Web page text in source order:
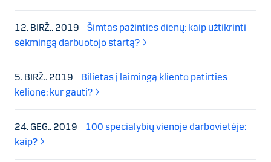
12. BIRŽ.. 2019
Šimtas pažinties dienų: kaip užtikrinti
sėkmingą darbuotojo startą?
5. BIRŽ.. 2019
Bilietas į laimingą kliento patirties
kelionę: kur gauti?
24. GEG.. 2019
100 specialybių vienoje darbovietėje:
kaip?